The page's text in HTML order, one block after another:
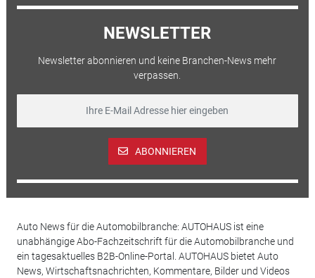
NEWSLETTER
Newsletter abonnieren und keine Branchen-News mehr
verpassen.
ABONNIEREN
Auto News für die Automobilbranche: AUTOHAUS ist eine
unabhängige Abo-Fachzeitschrift für die Automobilbranche und
ein tagesaktuelles B2B-Online-Portal. AUTOHAUS bietet Auto
News, Wirtschaftsnachrichten, Kommentare, Bilder und Videos